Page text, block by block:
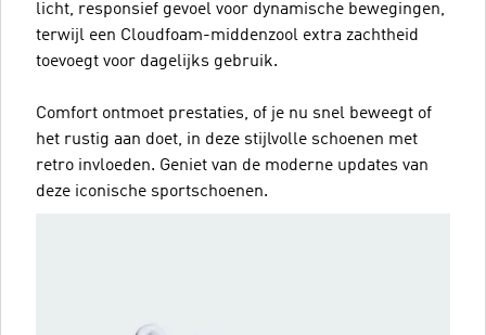
licht, responsief gevoel voor dynamische bewegingen,
terwijl een Cloudfoam-middenzool extra zachtheid
toevoegt voor dagelijks gebruik.
Comfort ontmoet prestaties, of je nu snel beweegt of
het rustig aan doet, in deze stijlvolle schoenen met
retro invloeden. Geniet van de moderne updates van
deze iconische sportschoenen.